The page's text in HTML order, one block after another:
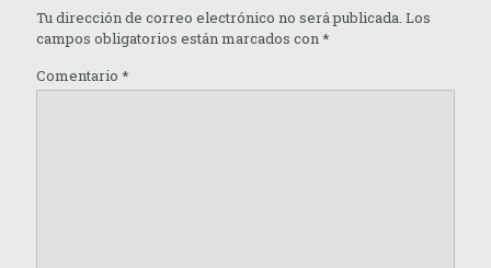
Tu dirección de correo electrónico no será publicada. Los
campos obligatorios están marcados con *
Comentario *